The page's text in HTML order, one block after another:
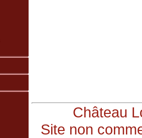
Château
Site non